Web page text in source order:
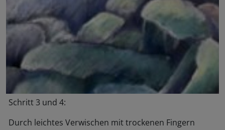
Schritt 3 und 4:
Durch leichtes Verwischen mit trockenen Fingern